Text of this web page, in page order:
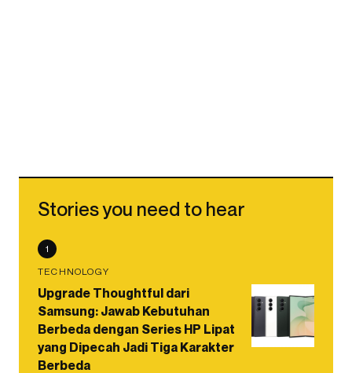
Stories you need to hear
1
TECHNOLOGY
Upgrade Thoughtful dari
Samsung: Jawab Kebutuhan
Berbeda dengan Series HP Lipat
yang Dipecah Jadi Tiga Karakter
Berbeda